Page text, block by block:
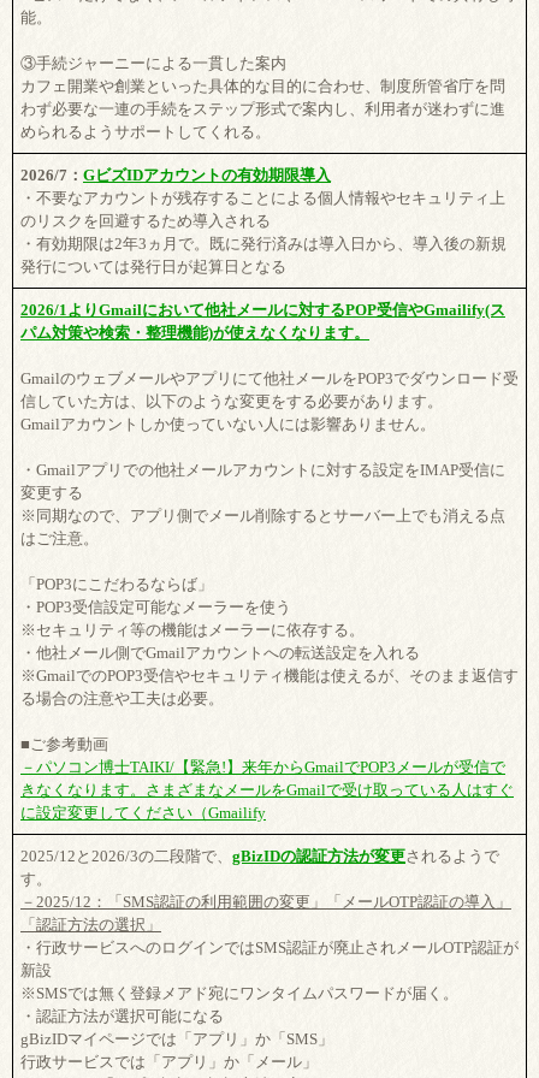
能。
③手続ジャーニーによる一貫した案内
カフェ開業や創業といった具体的な目的に合わせ、制度所管省庁を問
わず必要な一連の手続をステップ形式で案内し、利用者が迷わずに進
められるようサポートしてくれる。
2026/7： GビズIDアカウントの有効期限導入
・不要なアカウントが残存することによる個人情報やセキュリティ上
のリスクを回避するため導入される
・有効期限は2年3ヵ月で。既に発行済みは導入日から、導入後の新規
発行については発行日が起算日となる
2026/1よりGmailにおいて他社メールに対するPOP受信やGmailify(ス
パム対策や検索・整理機能)が使えなくなります。
Gmailのウェブメールやアプリにて他社メールをPOP3でダウンロード受
信していた方は、以下のような変更をする必要があります。
Gmailアカウントしか使っていない人には影響ありません。
・Gmailアプリでの他社メールアカウントに対する設定をIMAP受信に
変更する
※同期なので、アプリ側でメール削除するとサーバー上でも消える点
はご注意。
「POP3にこだわるならば」
・POP3受信設定可能なメーラーを使う
※セキュリティ等の機能はメーラーに依存する。
・他社メール側でGmailアカウントへの転送設定を入れる
※GmailでのPOP3受信やセキュリティ機能は使えるが、そのまま返信す
る場合の注意や工夫は必要。
■ご参考動画
－パソコン博士TAIKI/【緊急!】来年からGmailでPOP3メールが受信で
きなくなります。さまざまなメールをGmailで受け取っている人はすぐ
に設定変更してください（Gmailify
2025/12と2026/3の二段階で、 gBizIDの認証方法が変更されるようで
す。
－2025/12：「SMS認証の利用範囲の変更」「メールOTP認証の導入」
「認証方法の選択」
・行政サービスへのログインではSMS認証が廃止されメールOTP認証が
新設
※SMSでは無く登録メアド宛にワンタイムパスワードが届く。
・認証方法が選択可能になる
gBizIDマイページでは「アプリ」か「SMS」
行政サービスでは「アプリ」か「メール」